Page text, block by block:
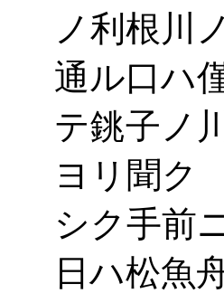
ノ利根川
通ル口ハ
テ銚子ノ
ヨリ聞ク
シク手前
日ハ松魚